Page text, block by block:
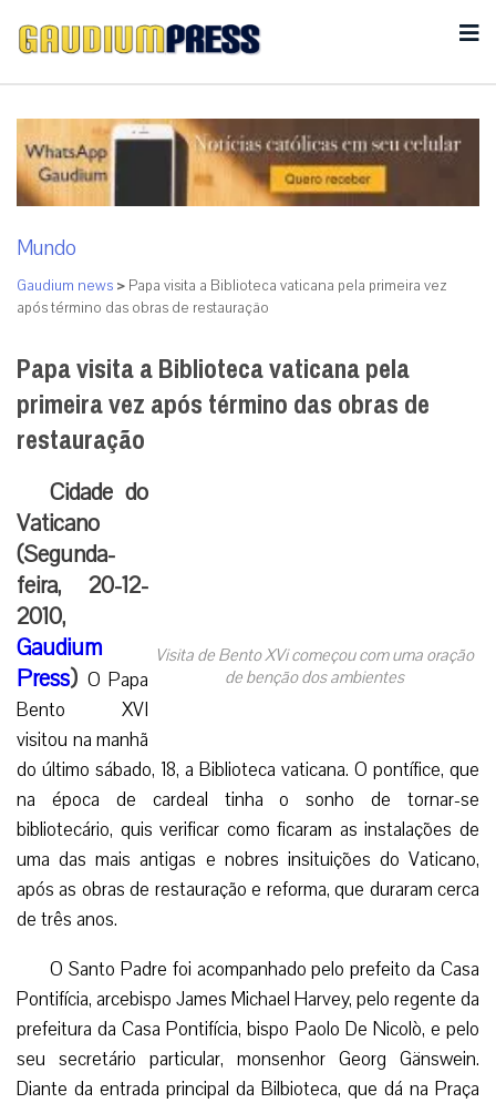
Mundo
Gaudium news > Papa visita a Biblioteca vaticana pela primeira vez
após término das obras de restauração
Papa visita a Biblioteca vaticana pela
primeira vez após término das obras de
restauração
Visita de Bento XVi começou com uma oração
de benção dos ambientes
Cidade do
Vaticano
(Segunda-
feira, 20-12-
2010,
Gaudium
Press) O Papa
Bento XVI
visitou na manhã
do último sábado, 18, a Biblioteca vaticana. O pontífice, que
na época de cardeal tinha o sonho de tornar-se
bibliotecário, quis verificar como ficaram as instalações de
uma das mais antigas e nobres insituições do Vaticano,
após as obras de restauração e reforma, que duraram cerca
de três anos.
O Santo Padre foi acompanhado pelo prefeito da Casa
Pontifícia, arcebispo James Michael Harvey, pelo regente da
prefeitura da Casa Pontifícia, bispo Paolo De Nicolò, e pelo
seu secretário particular, monsenhor Georg Gänswein.
Diante da entrada principal da Bilbioteca, que dá na Praça